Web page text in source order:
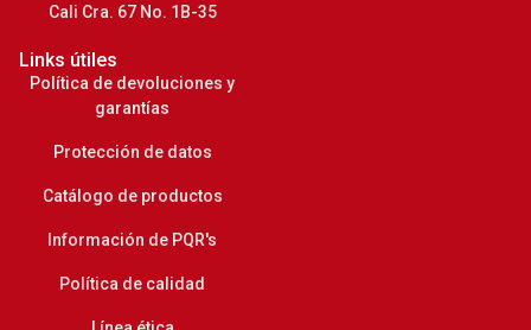
Cali Cra. 67 No. 1B-35
Links útiles
Política de devoluciones y
garantías
Protección de datos
Catálogo de productos
Información de PQR's
Política de calidad